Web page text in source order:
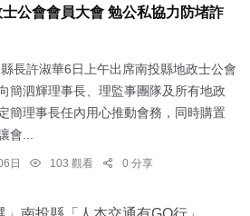
公會會員大會 勉公私協力防堵詐
長許淑華6日上午出席南投縣地政士公會
簡泗輝理事長、理監事團隊及所有地政
簡理事長任內用心推動會務，同時購置
會...
日 103 觀看 0 分享